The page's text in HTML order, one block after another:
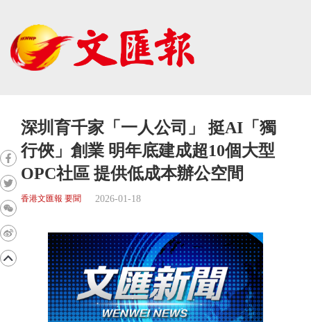
深圳育千家「一人公司」 挺AI「獨
行俠」創業 明年底建成超10個大型
OPC社區 提供低成本辦公空間
香港文匯報 要聞 2026-01-18